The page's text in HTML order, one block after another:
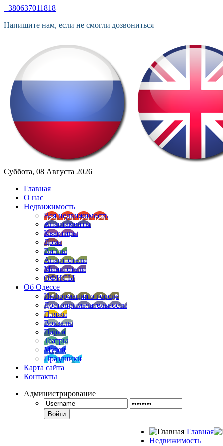
+380637011818
Напишите нам, если не смогли дозвониться
Суббота, 08 Августа 2026
Главная
О нас
Недвижимость
Вся недвижимость
Апартаменты
Квартиры
Дома
Виллы
Апарт-отели
Мини-отели
ОФИСЫ
Об Одессе
Информация о городе
Достопримечательности
Пляжи
Вокзалы
Парки
Театры
Музеи
Праздники
Карта сайта
Контакты
Администрирование
Войти
Главная
Недвижимость